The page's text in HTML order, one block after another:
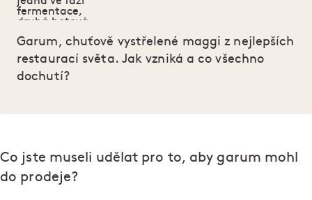
Garum, chuťově vystřelené maggi z nejlepších
restaurací světa. Jak vzniká a co všechno
dochutí?
Co jste museli udělat pro to, aby garum mohl
do prodeje?